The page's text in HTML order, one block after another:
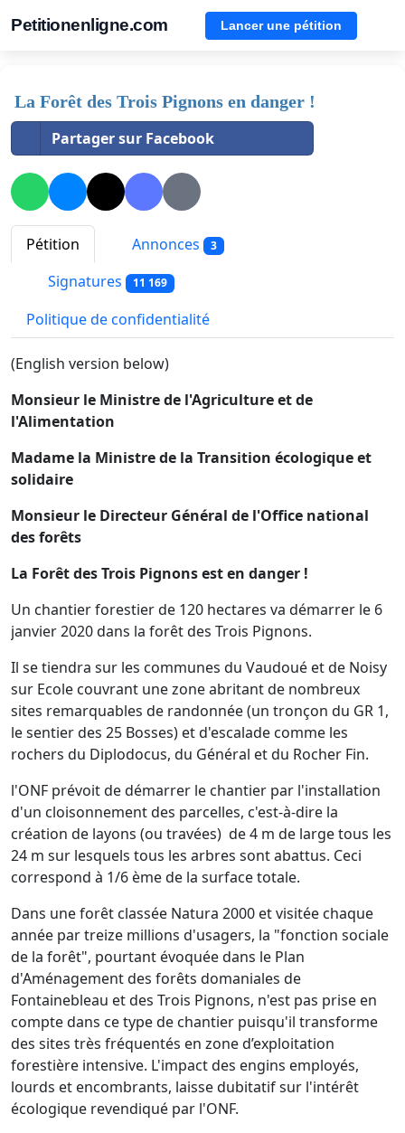
Petitionenligne.com Lancer une pétition
La Forêt des Trois Pignons en danger !
Partager sur Facebook
Pétition Annonces 3
Signatures 11 169
Politique de confidentialité
(English version below)
Monsieur le Ministre de l'Agriculture et de
l'Alimentation
Madame la Ministre de la Transition écologique et
solidaire
Monsieur le Directeur Général de l'Office national
des forêts
La Forêt des Trois Pignons est en danger !
Un chantier forestier de 120 hectares va démarrer le 6
janvier 2020 dans la forêt des Trois Pignons.
Il se tiendra sur les communes du Vaudoué et de Noisy
sur Ecole couvrant une zone abritant de nombreux
sites remarquables de randonnée (un tronçon du GR 1,
le sentier des 25 Bosses) et d'escalade comme les
rochers du Diplodocus, du Général et du Rocher Fin.
l'ONF prévoit de démarrer le chantier par l'installation
d'un cloisonnement des parcelles, c'est-à-dire la
création de layons (ou travées) de 4 m de large tous les
24 m sur lesquels tous les arbres sont abattus. Ceci
correspond à 1/6 ème de la surface totale.
Dans une forêt classée Natura 2000 et visitée chaque
année par treize millions d'usagers, la "fonction sociale
de la forêt", pourtant évoquée dans le Plan
d'Aménagement des forêts domaniales de
Fontainebleau et des Trois Pignons, n'est pas prise en
compte dans ce type de chantier puisqu'il transforme
des sites très fréquentés en zone d’exploitation
forestière intensive. L'impact des engins employés,
lourds et encombrants, laisse dubitatif sur l'intérêt
écologique revendiqué par l'ONF.